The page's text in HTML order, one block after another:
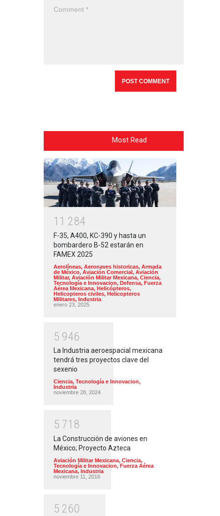
Most Read
1 1 284
F-35, A400, KC-390 y hasta un
bombardero B-52 estarán en
FAMEX 2025
Aerolíneas, Aeronaves historicas, Armada
de México, Aviación Comercial, Aviación
Militar, Aviación Militar Mexicana, Ciencia,
Tecnología e Innovacion, Defensa, Fuerza
Aérea Mexicana, Helicópteros,
Helicopteros civiles, Helicopteros
Militares, Industria
enero 23, 2025
5 946
La Industria aeroespacial mexicana
tendrá tres proyectos clave del
sexenio
Ciencia, Tecnología e Innovacion,
Industria
noviembre 28, 2024
5 71 8
La Construcción de aviones en
México; Proyecto Azteca
Aviación Militar Mexicana, Ciencia,
Tecnología e Innovacion, Fuerza Aérea
Mexicana, Industria
noviembre 11, 2016
5 260